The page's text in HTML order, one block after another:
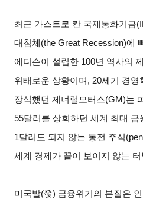
최근 가스트로 칸 국제통화기금
대침체(the Great Recession)에
에디슨이 설립한 100년 역사의
위태로운 상황이며, 20세기 경
장식했던 제너럴모터스(GM)는
55달러를 상회하던 세계 최대
1달러도 되지 않는 동전 주식
세계 경제가 끝이 보이지 않는
미국발(發) 금융위기의 본질은